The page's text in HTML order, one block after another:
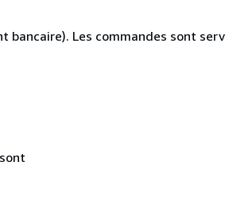
Les commandes sont